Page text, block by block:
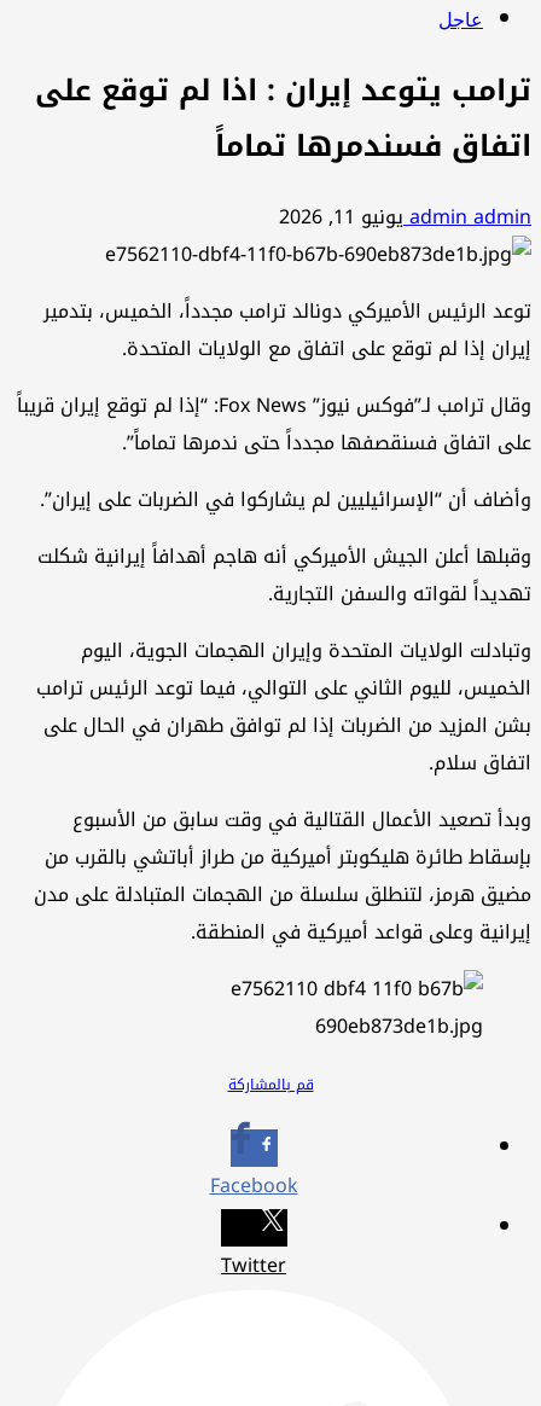
عاجل
ترامب يتوعد إيران : اذا لم توقع على
اتفاق فسندمرها تماماً
admin adminيونيو 11, 2026
توعد الرئيس الأميركي دونالد ترامب مجدداً، الخميس، بتدمير
إيران إذا لم توقع على اتفاق مع الولايات المتحدة.
وقال ترامب لـ”فوكس نيوز” Fox News: “إذا لم توقع إيران قريباً
على اتفاق فسنقصفها مجدداً حتى ندمرها تماماً”.
وأضاف أن “الإسرائيليين لم يشاركوا في الضربات على إيران”.
وقبلها أعلن الجيش الأميركي أنه هاجم أهدافاً إيرانية شكلت
تهديداً لقواته والسفن التجارية.
وتبادلت الولايات المتحدة وإيران الهجمات الجوية، اليوم
الخميس، لليوم الثاني على التوالي، فيما توعد الرئيس ترامب
بشن المزيد من الضربات إذا لم توافق طهران في الحال على
اتفاق سلام.
وبدأ تصعيد الأعمال القتالية في وقت سابق من الأسبوع
بإسقاط طائرة هليكوبتر أميركية من طراز أباتشي بالقرب من
مضيق هرمز، لتنطلق سلسلة من الهجمات المتبادلة على مدن
إيرانية وعلى قواعد أميركية في المنطقة.
قم بالمشاركة
Facebook
Twitter